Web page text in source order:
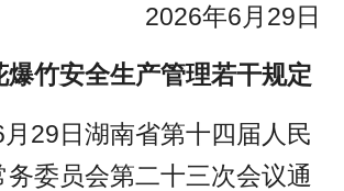
2026年6月29日
爆竹安全生产管理若干规定
月29日湖南省第十四届人民
务委员会第二十三次会议通